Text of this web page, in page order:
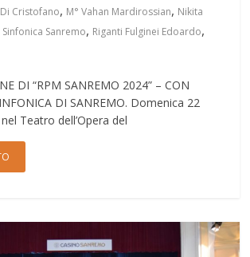
Cristofano, M° Vahan Mardirossian, Nikita
Sanremo, Riganti Fulginei Edoardo,
DI “RPM SANREMO 2024” – CON
DI SANREMO. Domenica 22
Teatro dell’Opera del